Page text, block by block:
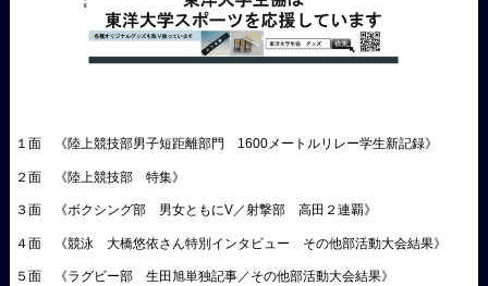
１面 《陸上競技部男子短距離部門 1600メートルリレー学生新記録》
２面 《陸上競技部 特集》
３面 《ボクシング部 男女ともにV／射撃部 高田２連覇》
４面 《競泳 大橋悠依さん特別インタビュー その他部活動大会結果》
５面 《ラグビー部 生田旭単独記事／その他部活動大会結果》